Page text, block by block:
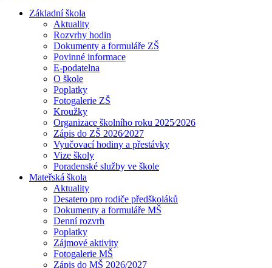
Základní škola
Aktuality
Rozvrhy hodin
Dokumenty a formuláře ZŠ
Povinné informace
E-podatelna
O škole
Poplatky
Fotogalerie ZŠ
Kroužky
Organizace školního roku 2025⁄2026
Zápis do ZŠ 2026⁄2027
Vyučovací hodiny a přestávky
Vize školy
Poradenské služby ve škole
Mateřská škola
Aktuality
Desatero pro rodiče předškoláků
Dokumenty a formuláře MŠ
Denní rozvrh
Poplatky
Zájmové aktivity
Fotogalerie MŠ
Zápis do MŠ 2026/2027